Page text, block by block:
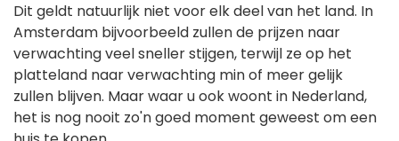
Dit geldt natuurlijk niet voor elk deel van het land. In
Amsterdam bijvoorbeeld zullen de prijzen naar
verwachting veel sneller stijgen, terwijl ze op het
platteland naar verwachting min of meer gelijk
zullen blijven. Maar waar u ook woont in Nederland,
het is nog nooit zo'n goed moment geweest om een